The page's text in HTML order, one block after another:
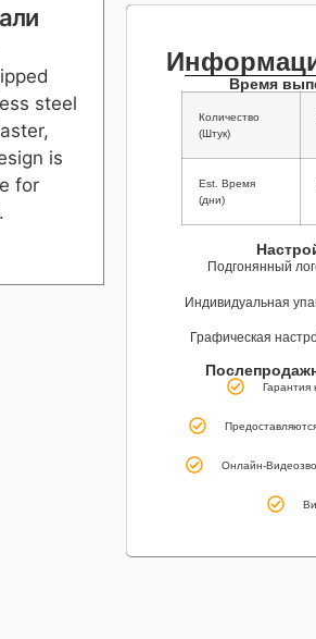
steel
is
for
Время
Количество
(Штук)
Est. Время
(дни)
Подгонянный
Индивидуальная
Графическая
Гарантия
Онлайн-